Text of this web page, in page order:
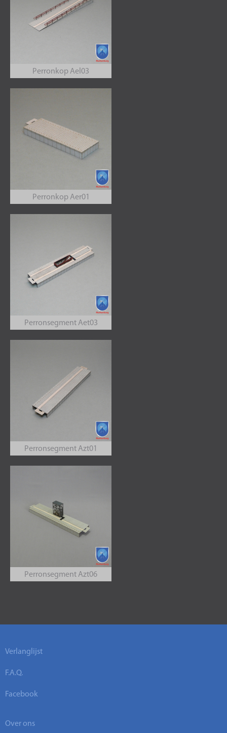
Perronkop Ael03
Perronkop Aer01
Perronsegment Aet03
Perronsegment Azt01
Perronsegment Azt06
Verlanglijst
F.A.Q.
Facebook
Over ons